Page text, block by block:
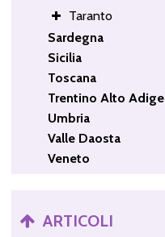
Taranto
Sardegna
Sicilia
Toscana
Trentino Alto Adige
Umbria
Valle Daosta
Veneto
ARTICOLI